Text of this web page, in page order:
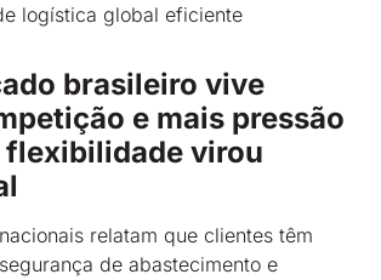
logística global eficiente
brasileiro vive
e mais pressão
virou
relatam que clientes têm
de abastecimento e